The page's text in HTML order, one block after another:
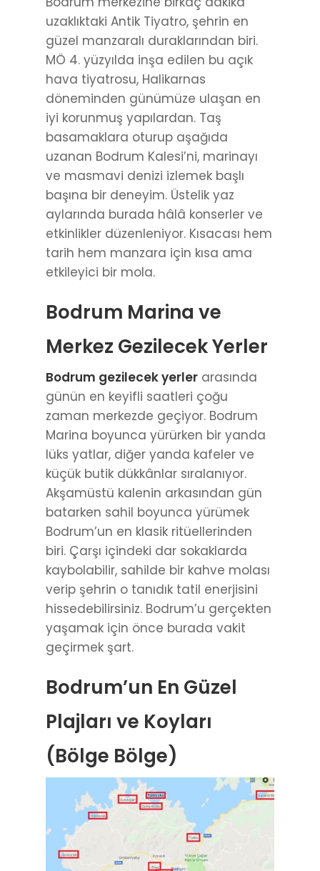
uzaklıktaki Antik Tiyatro, şehrin en
güzel manzaralı duraklarından biri.
MÖ 4. yüzyılda inşa edilen bu açık
hava tiyatrosu, Halikarnas
döneminden günümüze ulaşan en
iyi korunmuş yapılardan. Taş
basamaklara oturup aşağıda
uzanan Bodrum Kalesi’ni, marinayı
ve masmavi denizi izlemek başlı
başına bir deneyim. Üstelik yaz
aylarında burada hâlâ konserler ve
etkinlikler düzenleniyor. Kısacası hem
tarih hem manzara için kısa ama
etkileyici bir mola.
Bodrum Marina ve
Merkez Gezilecek Yerler
Bodrum gezilecek yerler arasında
günün en keyifli saatleri çoğu
zaman merkezde geçiyor. Bodrum
Marina boyunca yürürken bir yanda
lüks yatlar, diğer yanda kafeler ve
küçük butik dükkânlar sıralanıyor.
Akşamüstü kalenin arkasından gün
batarken sahil boyunca yürümek
Bodrum’un en klasik ritüellerinden
biri. Çarşı içindeki dar sokaklarda
kaybolabilir, sahilde bir kahve molası
verip şehrin o tanıdık tatil enerjisini
hissedebilirsiniz. Bodrum’u gerçekten
yaşamak için önce burada vakit
geçirmek şart.
Bodrum’un En Güzel
Plajları ve Koyları
(Bölge Bölge)